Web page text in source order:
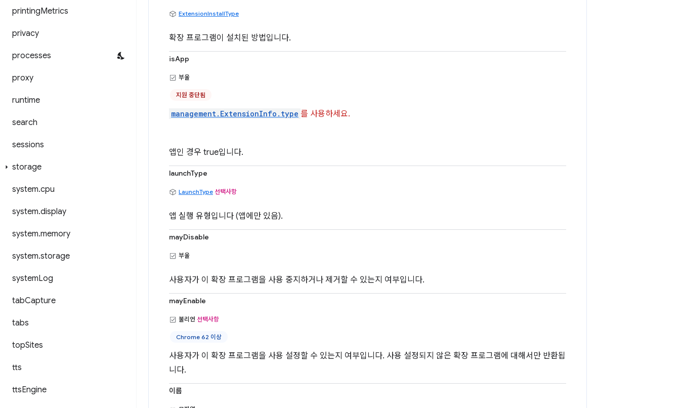
printingMetrics
privacy
processes
proxy
runtime
search
sessions
storage
system.cpu
system.display
system.memory
system.storage
systemLog
tabCapture
tabs
topSites
tts
ttsEngine
ExtensionInstallType
확장 프로그램이 설치된 방법입니다.
isApp
부울
지원 중단됨
management.ExtensionInfo.type 를 사용하세요.
앱인 경우 true입니다.
launchType
LaunchType 선택사항
앱 실행 유형입니다 (앱에만 있음).
mayDisable
부울
사용자가 이 확장 프로그램을 사용 중지하거나 제거할 수 있는지 여부입니다.
mayEnable
불리언 선택사항
Chrome 62 이상
사용자가 이 확장 프로그램을 사용 설정할 수 있는지 여부입니다. 사용 설정되지 않은 확장 프로그램에 대해서만 반환됩
니다.
이름